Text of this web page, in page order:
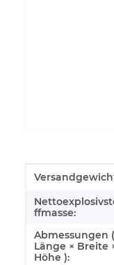
Wert
ffmasse:
Abmessungen (
Länge × Breite
Höhe ):